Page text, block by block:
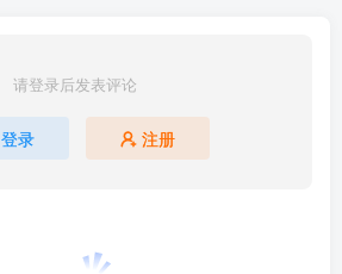
请登录后发表评论
登录 注册